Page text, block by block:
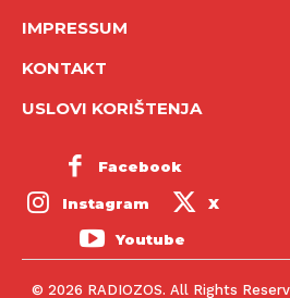
IMPRESSUM
KONTAKT
USLOVI KORIŠTENJA
Facebook
Instagram X
Youtube
© 2026 RADIOZOS. All Rights